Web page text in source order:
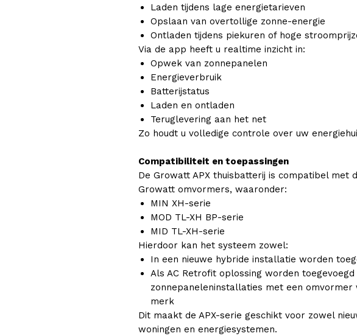
Laden tijdens lage energietarieven
Opslaan van overtollige zonne-energie
Ontladen tijdens piekuren of hoge
Via de app heeft u realtime inzicht in:
Opwek van zonnepanelen
Energieverbruik
Batterijstatus
Laden en ontladen
Teruglevering aan het net
Zo houdt u volledige controle over uw
Compatibiliteit en toepassingen
De Growatt APX thuisbatterij is compatibel met
Growatt omvormers, waaronder:
MIN XH-serie
MOD TL-XH BP-serie
MID TL-XH-serie
Hierdoor kan het systeem zowel:
In een nieuwe hybride installatie worden
Als AC Retrofit oplossing worden
zonnepaneleninstallaties met een omvormer
merk
Dit maakt de APX-serie geschikt voor zowel
woningen en energiesystemen.